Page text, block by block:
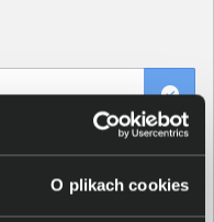
O plikach cookies